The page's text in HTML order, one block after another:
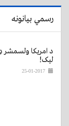
رسمي بیانونه
د امریکا ولسمشر
لیک!
25-01-2017